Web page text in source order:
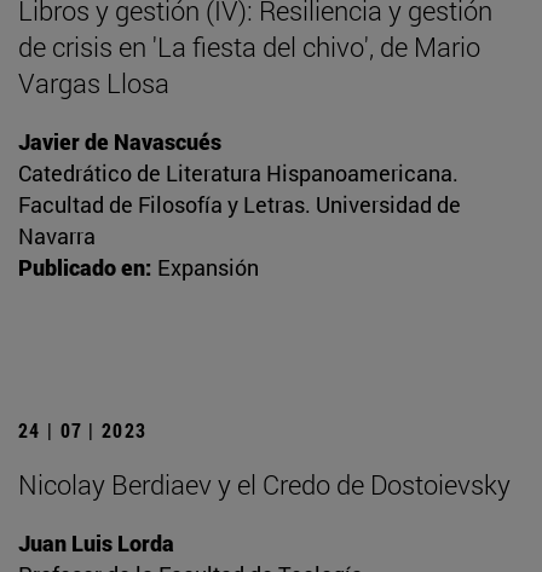
Libros y gestión (IV): Resiliencia y gestión
de crisis en 'La fiesta del chivo', de Mario
Vargas Llosa
Javier de Navascués
Catedrático de Literatura Hispanoamericana.
Facultad de Filosofía y Letras. Universidad de
Navarra
Publicado en: Expansión
24 | 07 | 2023
Nicolay Berdiaev y el Credo de Dostoievsky
Juan Luis Lorda